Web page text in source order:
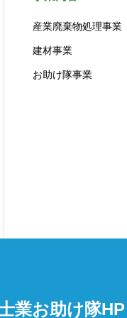
産業廃棄物処理事業
建材事業
お助け隊事業
業お助け隊HP